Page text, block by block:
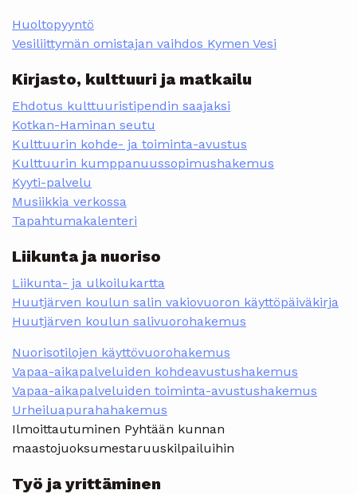
Huoltopyyntö
Vesiliittymän omistajan vaihdos Kymen Vesi
Kirjasto, kulttuuri ja matkailu
Ehdotus kulttuuristipendin saajaksi
Kotkan-Haminan seutu
Kulttuurin kohde- ja toiminta-avustus
Kulttuurin kumppanuussopimushakemus
Kyyti-palvelu
Musiikkia verkossa
Tapahtumakalenteri
Liikunta ja nuoriso
Liikunta- ja ulkoilukartta
Huutjärven koulun salin vakiovuoron käyttöpäiväkirja
Huutjärven koulun salivuorohakemus
Nuorisotilojen käyttövuorohakemus
Vapaa-aikapalveluiden kohdeavustushakemus
Vapaa-aikapalveluiden toiminta-avustushakemus
Urheiluapurahahakemus
Ilmoittautuminen Pyhtään kunnan
maastojuoksumestaruuskilpailuihin
Työ ja yrittäminen